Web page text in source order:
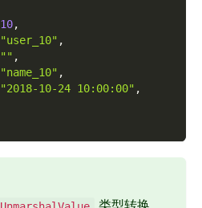
10,
"user_10" ,
"" ,
"name_10" ,
"2018-10-24 10:00:00" ,